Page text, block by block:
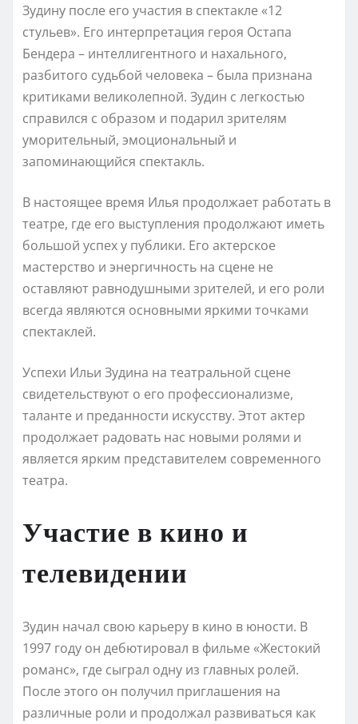
Зудину после его участия в спектакле «12
стульев». Его интерпретация героя Остапа
Бендера – интеллигентного и нахального,
разбитого судьбой человека – была признана
критиками великолепной. Зудин с легкостью
справился с образом и подарил зрителям
уморительный, эмоциональный и
запоминающийся спектакль.
В настоящее время Илья продолжает работать в
театре, где его выступления продолжают иметь
большой успех у публики. Его актерское
мастерство и энергичность на сцене не
оставляют равнодушными зрителей, и его роли
всегда являются основными яркими точками
спектаклей.
Успехи Ильи Зудина на театральной сцене
свидетельствуют о его профессионализме,
таланте и преданности искусству. Этот актер
продолжает радовать нас новыми ролями и
является ярким представителем современного
театра.
Участие в кино и
телевидении
Зудин начал свою карьеру в кино в юности. В
1997 году он дебютировал в фильме «Жестокий
романс», где сыграл одну из главных ролей.
После этого он получил приглашения на
различные роли и продолжал развиваться как